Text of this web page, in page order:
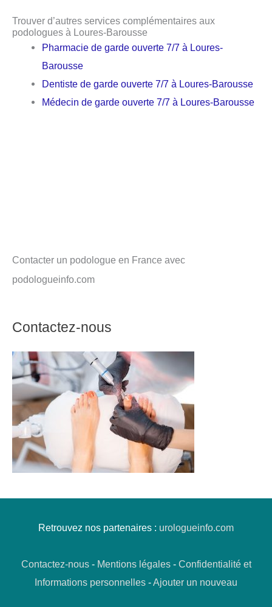
Trouver d’autres services complémentaires aux
podologues à Loures-Barousse
Pharmacie de garde ouverte 7/7 à Loures-
Barousse
Dentiste de garde ouverte 7/7 à Loures-Barousse
Médecin de garde ouverte 7/7 à Loures-Barousse
Contacter un podologue en France avec
podologueinfo.com
Contactez-nous
Retrouvez nos partenaires : urologueinfo.com
Contactez-nous- Mentions légales- Confidentialité et
Informations personnelles -Ajouter un nouveau